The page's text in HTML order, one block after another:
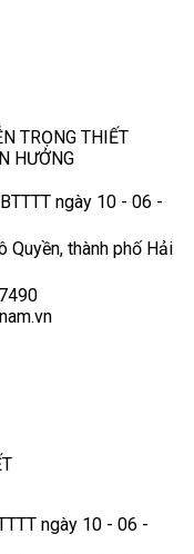
TRỌNG THIẾT
HƯỞNG
ngày 10 - 06 -
Quyền, thành phố Hải
ngày 10 - 06 -